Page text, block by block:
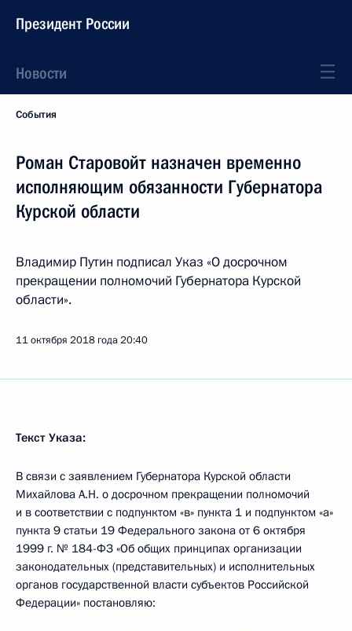
Президент России
Новости
События
Роман Старовойт назначен временно
исполняющим обязанности Губернатора
Курской области
Владимир Путин подписал Указ «О досрочном
прекращении полномочий Губернатора Курской
области».
11 октября 2018 года20:40
Текст Указа:
В связи с заявлением Губернатора Курской области
Михайлова А.Н. о досрочном прекращении полномочий
и в соответствии с подпунктом «в» пункта 1 и подпунктом «а»
пункта 9 статьи 19 Федерального закона от 6 октября
1999 г. № 184-ФЗ «Об общих принципах организации
законодательных (представительных) и исполнительных
органов государственной власти субъектов Российской
Федерации» постановляю: